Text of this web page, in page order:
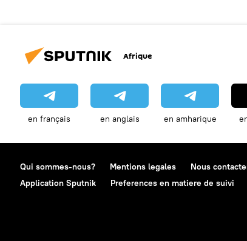
Afrique
en français en anglais en amharique
Qui sommes-nous? Mentions legales Nous
Application Sputnik
Preferences en matiere de suivi